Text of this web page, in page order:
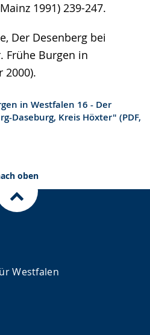
1991) 239-247.
Der Desenberg bei
Frühe Burgen in
2000).
in Westfalen 16 - Der
Daseburg, Kreis Höxter" (PDF,
oben
Westfalen